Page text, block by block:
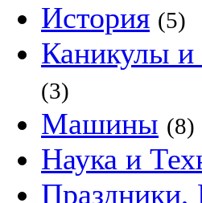
История (5)
Каникулы и
(3)
Машины (8)
Наука и
Праздники,